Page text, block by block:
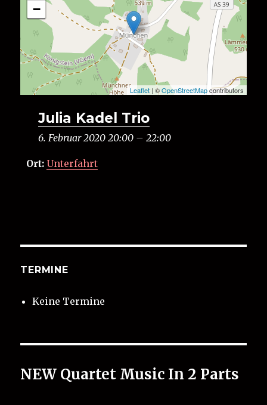
−
Leaflet| ©OpenStreetMapcontributors
Julia Kadel Trio
6. Februar 2020 20:00– 22:00
Ort: Unterfahrt
TERMINE
Keine Termine
NEW Quartet Music In 2 Parts